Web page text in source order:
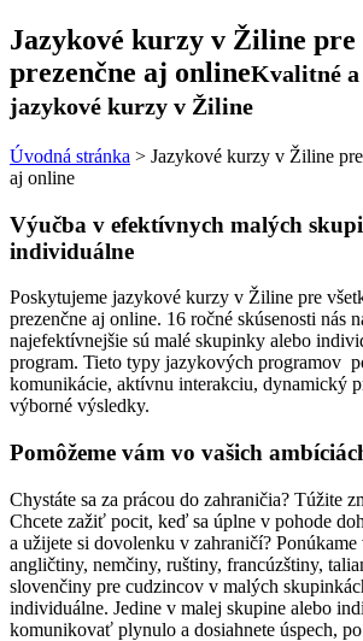
Jazykové kurzy v Žiline pre
prezenčne aj onlineKvalitné
jazykové kurzy v Žiline
Úvodná stránka > Jazykové kurzy v Žiline
aj online
Výučba v efektívnych malých
individuálne
Poskytujeme jazykové kurzy v Žiline pre
prezenčne aj online. 16 ročné skúsenosti nás
najefektívnejšie sú malé skupinky alebo
program. Tieto typy jazykových programov
komunikácie, aktívnu interakciu, dynamický
výborné výsledky.
Pomôžeme vám vo vašich
Chystáte sa za prácou do zahraničia? Túžite
Chcete zažiť pocit, keď sa úplne v pohode
a užijete si dovolenku v zahraničí?
angličtiny, nemčiny, ruštiny, francúzštiny,
slovenčiny pre cudzincov v malých
individuálne. Jedine v malej skupine alebo
komunikovať plynulo a dosiahnete úspech,